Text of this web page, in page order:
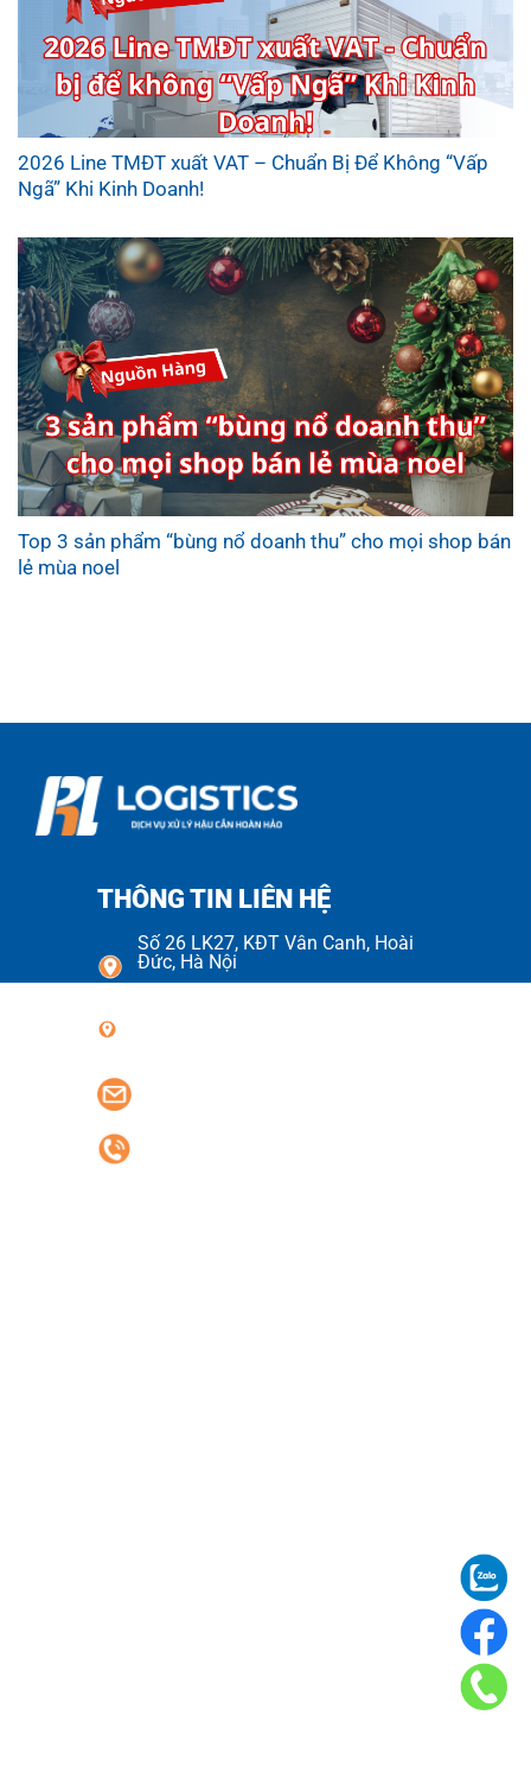
2026 Line TMĐT xuất VAT – Chuẩn Bị Để Không “Vấp
Ngã” Khi Kinh Doanh!
Top 3 sản phẩm “bùng nổ doanh thu” cho mọi shop bán
lẻ mùa noel
THÔNG TIN LIÊN HỆ
Số 26 LK27, KĐT Vân Canh, Hoài
Đức, Hà Nội